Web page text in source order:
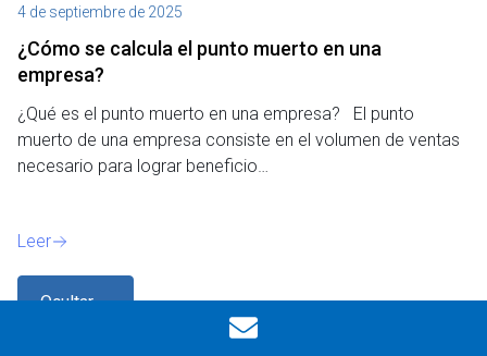
Ocultar
4 de septiembre de 2025
¿Cómo se calcula el punto muerto en una
empresa?
¿Qué es el punto muerto en una empresa? El punto
muerto de una empresa consiste en el volumen de ventas
necesario para lograr beneficio…
Leer
Pequeñas Empresas y Asesorías